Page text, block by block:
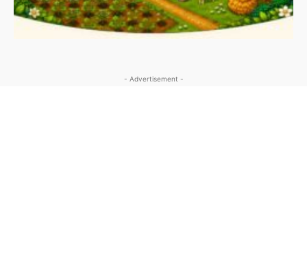
- Advertisement -